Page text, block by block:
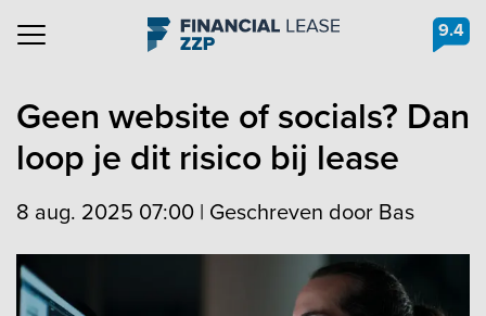
Navigation 9.4
Geen website of socials? Dan
loop je dit risico bij lease
8 aug. 2025 07:00 | Geschreven door Bas